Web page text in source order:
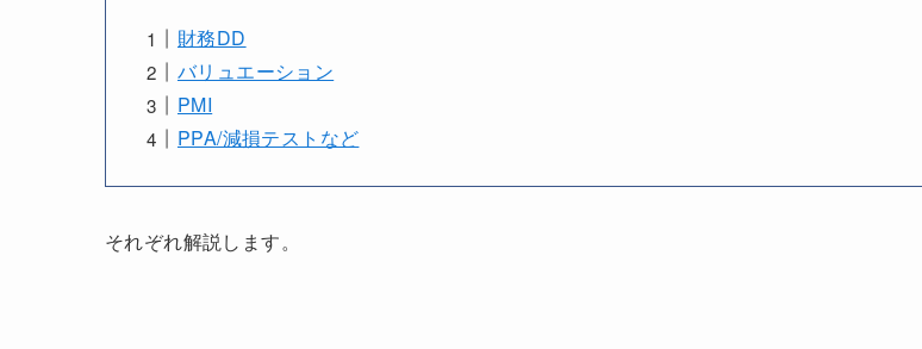
財務DD
バリュエーション
PMI
PPA/減損テストなど
それぞれ解説します。